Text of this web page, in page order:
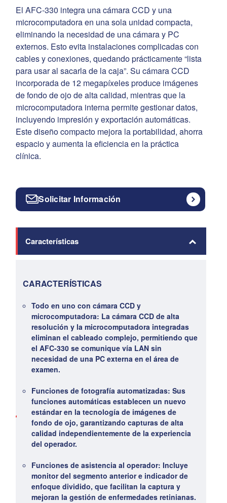
El AFC-330 integra una cámara CCD y una
microcomputadora en una sola unidad compacta,
eliminando la necesidad de una cámara y PC
externos. Esto evita instalaciones complicadas con
cables y conexiones, quedando prácticamente “lista
para usar al sacarla de la caja”. Su cámara CCD
incorporada de 12 megapíxeles produce imágenes
de fondo de ojo de alta calidad, mientras que la
microcomputadora interna permite gestionar datos,
incluyendo impresión y exportación automáticas.
Este diseño compacto mejora la portabilidad, ahorra
espacio y aumenta la eficiencia en la práctica
clínica.
Solicitar Información
Características
CARACTERÍSTICAS
Todo en uno con cámara CCD y
microcomputadora: La cámara CCD de alta
resolución y la microcomputadora integradas
eliminan el cableado complejo, permitiendo que
el AFC-330 se comunique vía LAN sin
necesidad de una PC externa en el área de
examen.
Funciones de fotografía automatizadas: Sus
funciones automáticas establecen un nuevo
estándar en la tecnología de imágenes de
fondo de ojo, garantizando capturas de alta
calidad independientemente de la experiencia
del operador.
Funciones de asistencia al operador: Incluye
monitor del segmento anterior e indicador de
enfoque dividido, que facilitan la captura y
mejoran la gestión de enfermedades retinianas.